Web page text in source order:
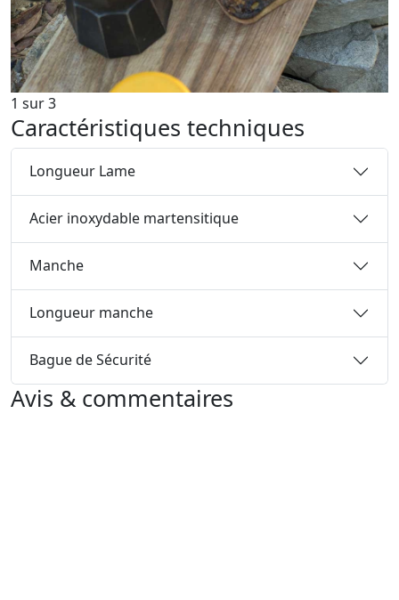
1 sur3
Caractéristiques techniques
Longueur Lame
Acier inoxydable martensitique
Manche
Longueur manche
Bague de Sécurité
Avis & commentaires